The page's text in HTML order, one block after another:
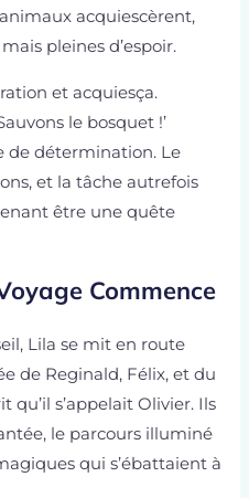
acquiescèrent,
pleines d’espoir.
et acquiesça.
le bosquet !’
de détermination. Le
et la tâche autrefois
être une quête
Commence
Lila se mit en route
de Reginald, Félix, et du
s’appelait Olivier. Ils
le parcours illuminé
qui s’ébattaient à